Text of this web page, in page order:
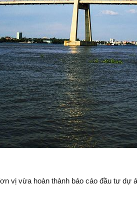
vị vừa hoàn thành báo cáo đầu tư dự